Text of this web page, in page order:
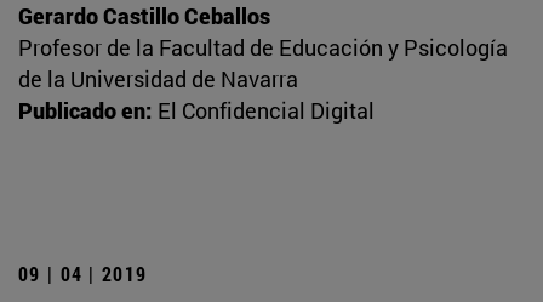
Gerardo Castillo Ceballos
Profesor de la Facultad de Educación y Psicología
de la Universidad de Navarra
Publicado en: El Confidencial Digital
09 | 04 | 2019